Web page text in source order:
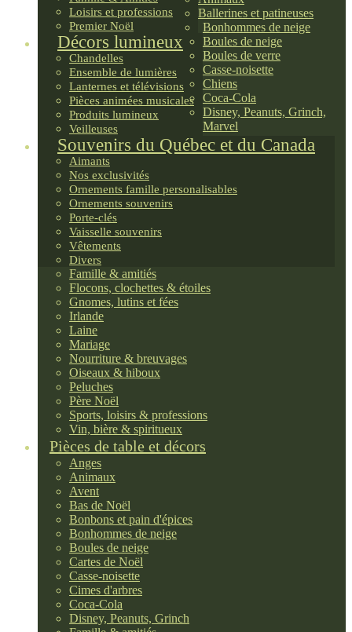
Loisirs et professions
Premier Noël
Décors lumineux
Chandelles
Ensemble de lumières
Lanternes et télévisions
Pièces animées musicales
Produits lumineux
Veilleuses
Souvenirs du Québec et du Canada
Aimants
Nos exclusivités
Ornements famille personalisables
Ornements souvenirs
Porte-clés
Vaisselle souvenirs
Vêtements
Divers
Ballerines et patineuses
Bonhommes de neige
Boules de neige
Boules de verre
Casse-noisette
Chiens
Coca-Cola
Disney, Peanuts, Grinch,
Marvel
Famille & amitiés
Flocons, clochettes & étoiles
Gnomes, lutins et fées
Irlande
Laine
Mariage
Nourriture & breuvages
Oiseaux & hiboux
Peluches
Père Noël
Sports, loisirs & professions
Vin, bière & spiritueux
Pièces de table et décors
Anges
Animaux
Avent
Bas de Noël
Bonbons et pain d'épices
Bonhommes de neige
Boules de neige
Cartes de Noël
Casse-noisette
Cimes d'arbres
Coca-Cola
Disney, Peanuts, Grinch